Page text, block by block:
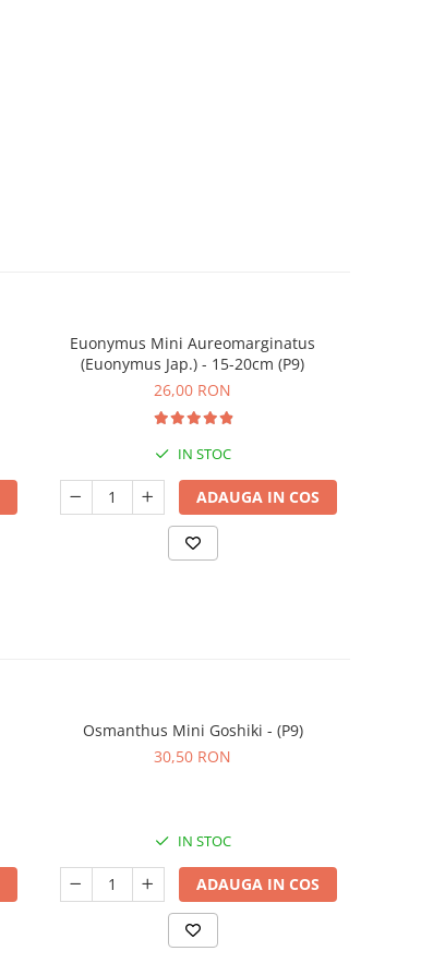
Euonymus Mini Aureomarginatus
(Euonymus Jap.) - 15-20cm (P9)
26,00 RON
IN STOC
ADAUGA IN COS
Osmanthus Mini Goshiki - (P9)
30,50 RON
IN STOC
ADAUGA IN COS